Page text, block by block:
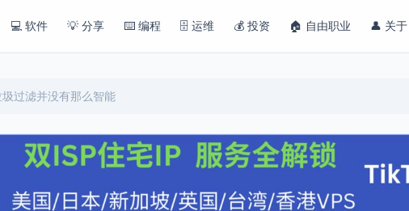
💻 软件 💡 分享 ⌨️ 编程 🗄️ 运维 💰 投资 🏠 自由职业 👤 关于
过滤并没有那么智能